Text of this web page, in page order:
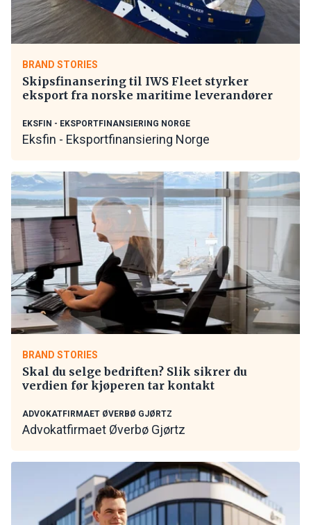
BRAND STORIES
Skipsfinansering til IWS Fleet styrker
eksport fra norske maritime leverandører
EKSFIN - EKSPORTFINANSIERING NORGE
Eksfin - Eksportfinansiering Norge
BRAND STORIES
Skal du selge bedriften? Slik sikrer du
verdien før kjøperen tar kontakt
ADVOKATFIRMAET ØVERBØ GJØRTZ
Advokatfirmaet Øverbø Gjørtz